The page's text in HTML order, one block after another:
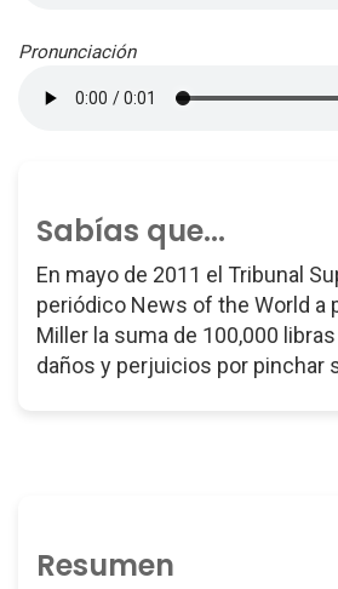
Pronunciación
Sabías que...
En mayo de 2011 el Tribunal
periódico News of the World a
Miller la suma de 100,000
daños y perjuicios por pinchar
Resumen